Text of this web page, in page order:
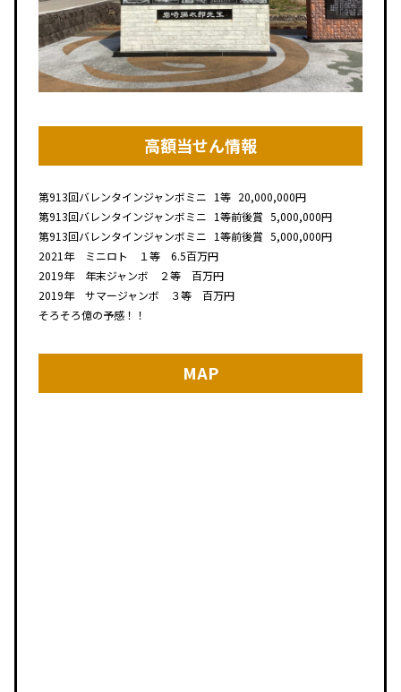
高額当せん情報
第913回バレンタインジャンボミニ 1等 20,000,000円
第913回バレンタインジャンボミニ 1等前後賞 5,000,000円
第913回バレンタインジャンボミニ 1等前後賞 5,000,000円
2021年 ミニロト １等 6.5百万円
2019年 年末ジャンボ ２等 百万円
2019年 サマージャンボ ３等 百万円
そろそろ億の予感！！
MAP